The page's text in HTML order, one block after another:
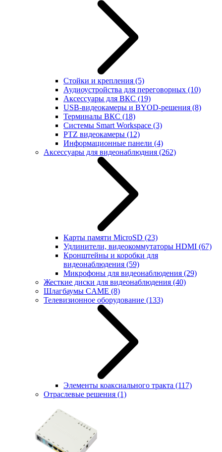
Стойки и крепления (5)
Аудиоустройства для переговорных (10)
Аксессуары для ВКС (19)
USB-видеокамеры и BYOD-решения (8)
Терминалы ВКС (18)
Системы Smart Workspace (3)
PTZ видеокамеры (12)
Информационные панели (4)
Аксессуары для видеонаблюдния (262)
Карты памяти MicroSD (23)
Удлинители, видеокоммутаторы HDMI (67)
Кронштейны и коробки для
видеонаблюдения (59)
Микрофоны для видеонаблюдения (29)
Жесткие диски для видеонаблюдения (40)
Шлагбаумы CAME (8)
Телевизионное оборудование (133)
Элементы коаксиального тракта (117)
Отраслевые решения (1)